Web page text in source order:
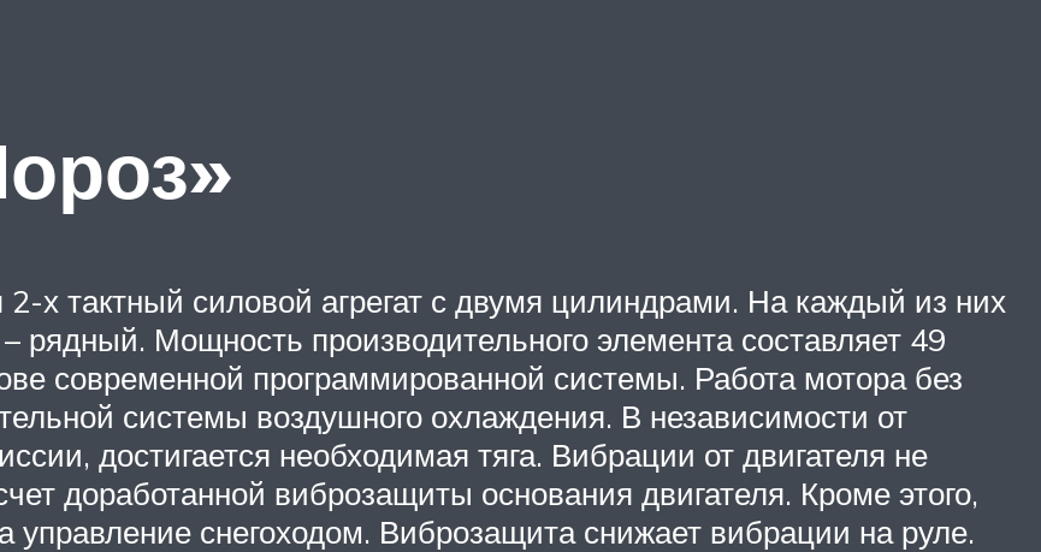
х тактный силовой агрегат с двумя цилиндрами. На каждый из них
рядный. Мощность производительного элемента составляет 49
современной программированной системы. Работа мотора без
системы воздушного охлаждения. В независимости от
достигается необходимая тяга. Вибрации от двигателя не
доработанной виброзащиты основания двигателя. Кроме этого,
снегоходом. Виброзащита снижает вибрации на руле.